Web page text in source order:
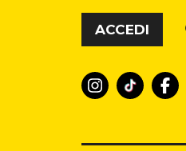
Vai al contenuto
ACCEDI